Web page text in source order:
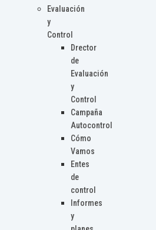
Evaluación
y
Control
Drector
de
Evaluación
y
Control
Campaña
Autocontrol
Cómo
Vamos
Entes
de
control
Informes
y